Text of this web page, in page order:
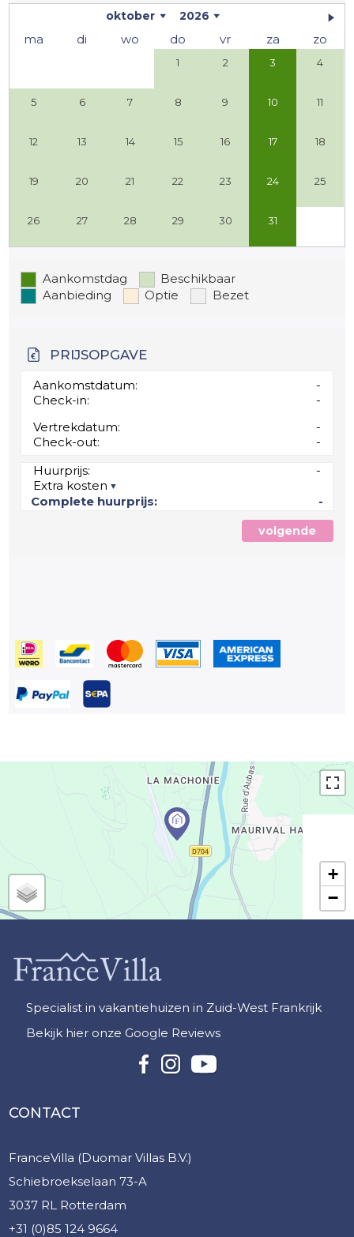
oktober 2026
ma di wo do vr za zo
1 2 3 4
5 6 7 8 9 10 11
12 13 14 15 16 17 18
19 20 21 22 23 24 25
26 27 28 29 30 31
Aankomstdag
Beschikbaar
Aanbieding
Optie Bezet
PRIJSOPGAVE
Aankomstdatum:
-
Check-in:
-
Vertrekdatum:
-
Check-out:
-
Huurprijs:
-
Extra kosten
Complete huurprijs:
-
volgende
+
−
Specialist in vakantiehuizen in Zuid-West Frankrijk
Bekijk hier onze Google Reviews
CONTACT
FranceVilla (Duomar Villas B.V.)
Schiebroekselaan 73-A
3037 RL Rotterdam
+31 (0)85 124 9664